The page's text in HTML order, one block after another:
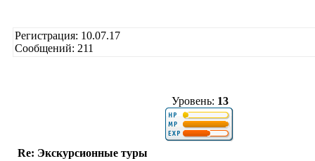
Регистрация: 10.07.17
Сообщений: 211
Уровень: 13
Re: Экскурсионные туры